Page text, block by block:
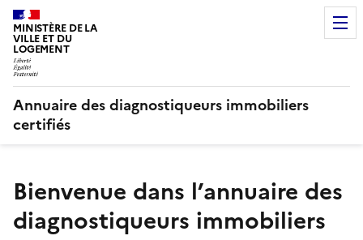
MINISTÈRE DE LA
VILLE ET DU
LOGEMENT
Annuaire des diagnostiqueurs immobiliers
certifiés
Bienvenue dans l’annuaire des
diagnostiqueurs immobiliers